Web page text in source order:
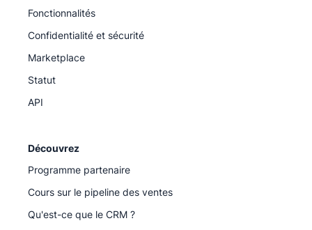
Fonctionnalités
Confidentialité et sécurité
Marketplace
Statut
API
Découvrez
Programme partenaire
Cours sur le pipeline des ventes
Qu'est-ce que le CRM ?